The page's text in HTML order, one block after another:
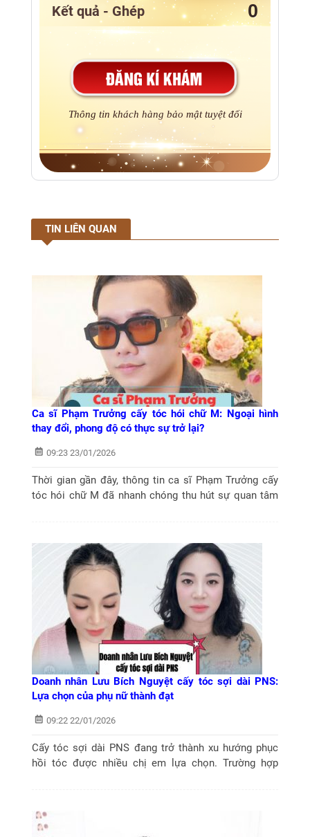
Kết quả - Ghép
Thông tin khách hàng bảo mật tuyệt đối
TIN LIÊN QUAN
Ca sĩ Phạm Trưởng cấy tóc hói chữ M: Ngoại hình
thay đổi, phong độ có thực sự trở lại?
09:23 23/01/2026
Thời gian gần đây, thông tin ca sĩ Phạm Trưởng cấy
tóc hói chữ M đã nhanh chóng thu hút sự quan tâm
Doanh nhân Lưu Bích Nguyệt cấy tóc sợi dài PNS:
Lựa chọn của phụ nữ thành đạt
09:22 22/01/2026
Cấy tóc sợi dài PNS đang trở thành xu hướng phục
hồi tóc được nhiều chị em lựa chọn. Trường hợp